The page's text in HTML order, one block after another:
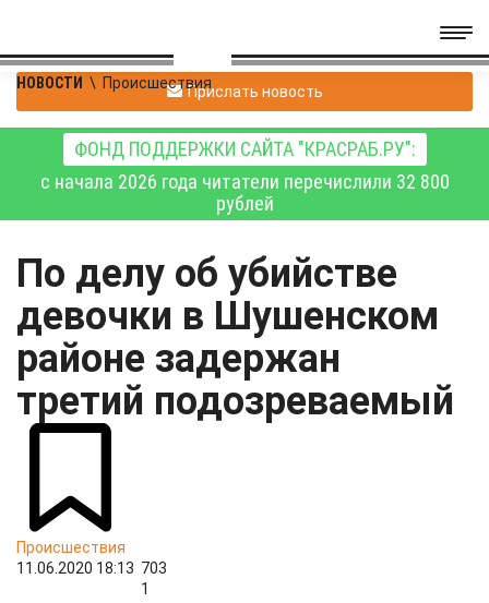
НОВОСТИ \ ПроисшествияПрислать новость
ФОНД ПОДДЕРЖКИ САЙТА "КРАСРАБ.РУ":
с начала 2026 года читатели перечислили 32 800
рублей
По делу об убийстве
девочки в Шушенском
районе задержан
третий подозреваемый
Происшествия
11.06.2020 18:13 703
1